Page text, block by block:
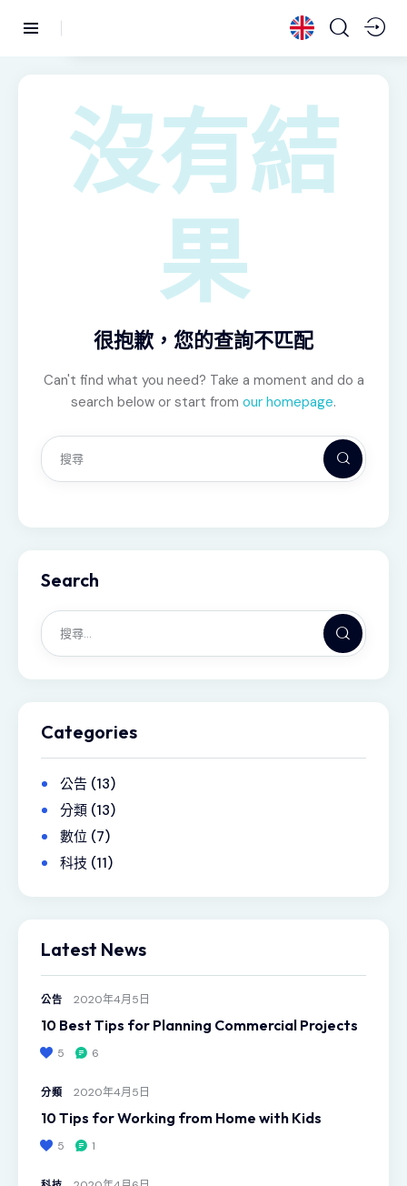
沒有結
果
很抱歉，您的查詢不匹配
Can't find what you need? Take a moment and do a
search below or start from our homepage.
Search
Categories
公告 (13)
分類 (13)
數位 (7)
科技 (11)
Latest News
公告 2020年4月5日
10 Best Tips for Planning Commercial Projects
5 6
分類 2020年4月5日
10 Tips for Working from Home with Kids
5 1